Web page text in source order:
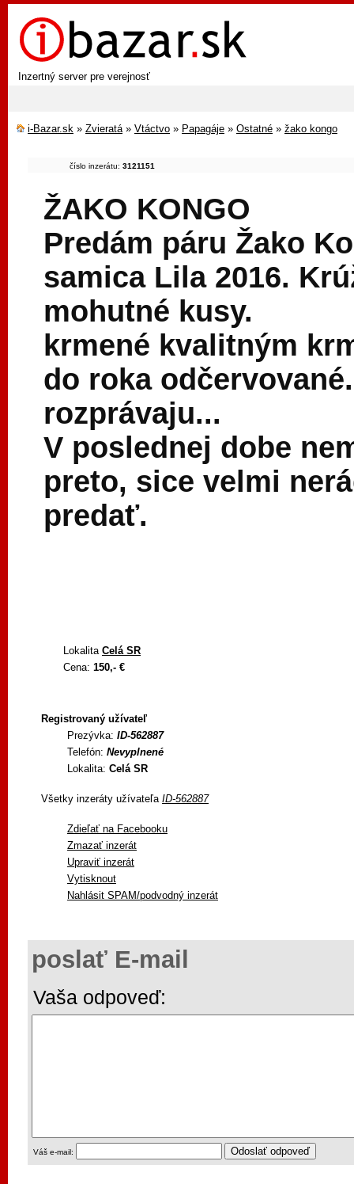
Inzertný server pre verejnosť
i-Bazar.sk » Zvieratá» Vtáctvo » Papagáje » Ostatné » žako kongo
číslo inzerátu: 3121151
ŽAKO KONGO
Predám páru Žako
samica Lila 2016.
mohutné kusy.
krmené kvalitným
do roka
rozprávaju...
V poslednej dobe
preto, sice velmi
predať.
Lokalita Celá SR
Cena: 150,- €
Registrovaný užívateľ
Prezývka: ID-562887
Telefón: Nevyplnené
Lokalita: Celá SR
Všetky inzeráty užívateľa ID-562887
Zdieľať na Facebooku
Zmazať inzerát
Upraviť inzerát
Vytisknout
Nahlásit SPAM/podvodný inzerát
poslať E-mail
Vaša odpoveď:
Váš e-mail: